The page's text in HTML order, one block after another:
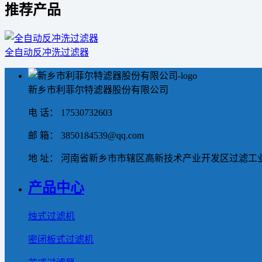
推荐产品
全自动反冲洗过滤器
新乡市利菲尔特滤器股份有限公司
电 话： 17530732603
邮 箱： 3850184539@qq.com
地 址： 河南省新乡市市辖区高新技术产业开发区过滤工
产品中心
烛式过滤机
密闭板式过滤机